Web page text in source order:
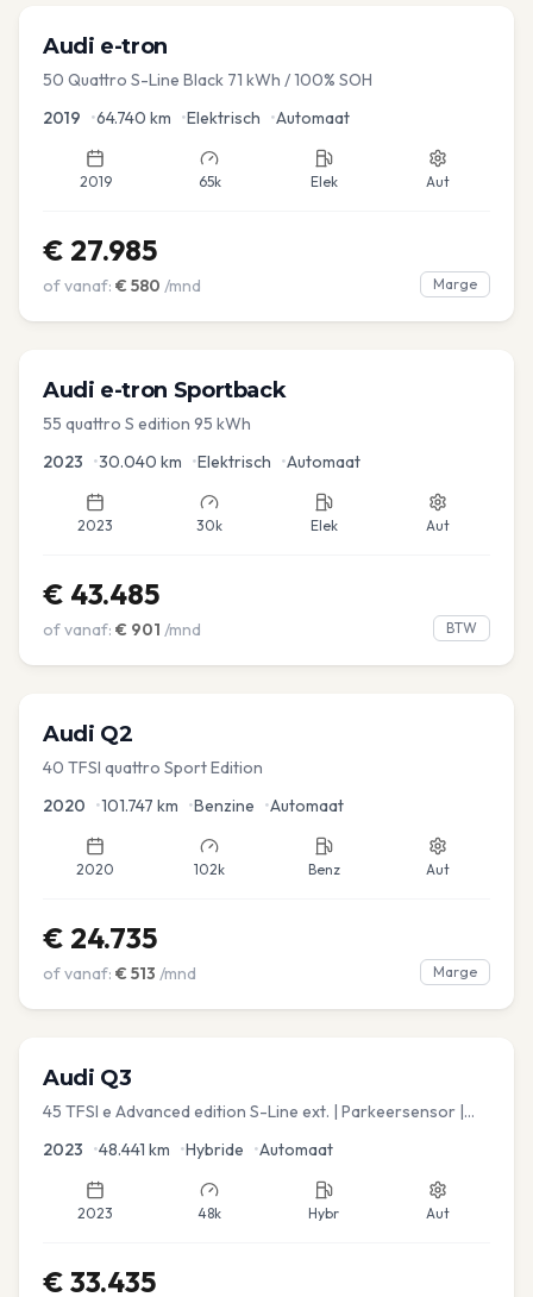
Audi e-tron
50 Quattro S-Line Black 71 kWh / 100% SOH
2019 •64.740 km •Elektrisch •Automaat
2019 65k Elek Aut
€ 27.985
of vanaf: € 580 /mnd Marge
Audi e-tron Sportback
55 quattro S edition 95 kWh
2023 •30.040 km •Elektrisch •Automaat
2023 30k Elek Aut
€ 43.485
of vanaf: € 901 /mnd BTW
Audi Q2
40 TFSI quattro Sport Edition
2020 •101.747 km •Benzine •Automaat
2020 102k Benz Aut
€ 24.735
of vanaf: € 513 /mnd Marge
Audi Q3
45 TFSI e Advanced edition S-Line ext. | Parkeersensor |
2023 •48.441 km •Hybride •Automaat
2023 48k Hybr Aut
€ 33.435